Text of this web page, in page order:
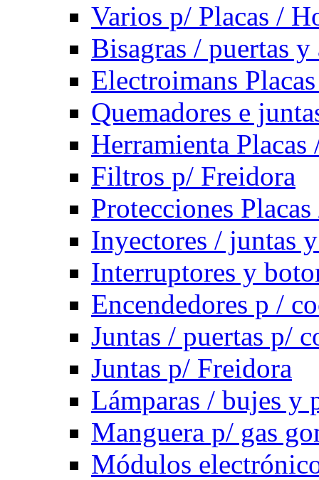
Varios p/ Placas /
Bisagras / puertas y
Electroimans
Quemadores e
Herramienta
Filtros p/ Freidora
Protecciones
Inyectores / juntas
Interruptores y
Encendedores p /
Juntas / puertas p/
Juntas p/ Freidora
Lámparas / bujes y
Manguera p/ gas
Módulos